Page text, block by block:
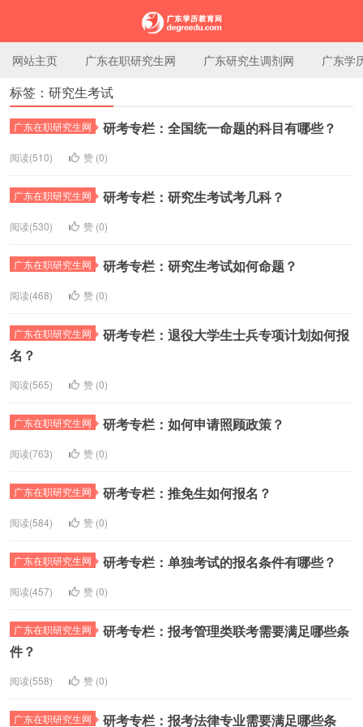
广东学历教育网
网站主页 广东在职研究生网 广东研究生调剂网 广东学
标签：研究生考试
广东在职研究生网 研考专栏：全国统一命题的科目有哪些？
阅读(510) 赞 (0)
广东在职研究生网 研考专栏：研究生考试考几科？
阅读(530) 赞 (0)
广东在职研究生网 研考专栏：研究生考试如何命题？
阅读(468) 赞 (0)
广东在职研究生网
研考专栏：退役大学生士兵专项计划如何报
名？
阅读(565) 赞 (0)
广东在职研究生网 研考专栏：如何申请照顾政策？
阅读(763) 赞 (0)
广东在职研究生网 研考专栏：推免生如何报名？
阅读(584) 赞 (0)
广东在职研究生网 研考专栏：单独考试的报名条件有哪些？
阅读(457) 赞 (0)
广东在职研究生网
研考专栏：报考管理类联考需要满足哪些条
件？
阅读(558) 赞 (0)
广东在职研究生网 研考专栏：报考法律专业需要满足哪些条